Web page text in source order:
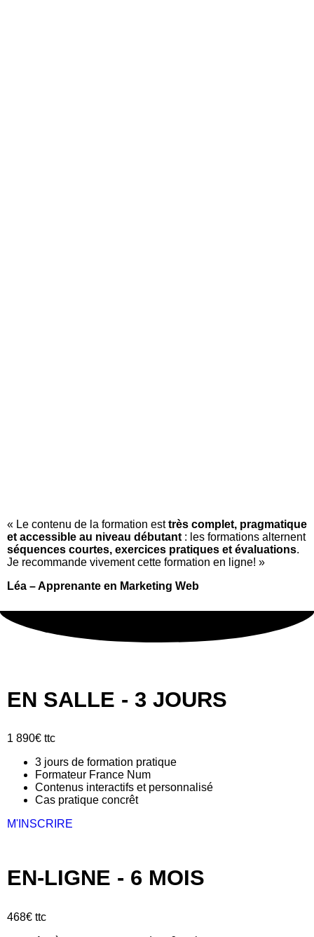
« Le contenu de la formation esttrès complet, pragmatique
et accessible au niveau débutant : les formations alternent
séquences courtes, exercices pratiques et évaluations.
Je recommande vivement cette formation en ligne! »
Léa – Apprenante en Marketing Web
EN SALLE - 3 JOURS
1 890€ ttc
3 jours de formation pratique
Formateur France Num
Contenus interactifs et personnalisé
Cas pratique concrêt
M'INSCRIRE
EN-LIGNE - 6 MOIS
468€ ttc